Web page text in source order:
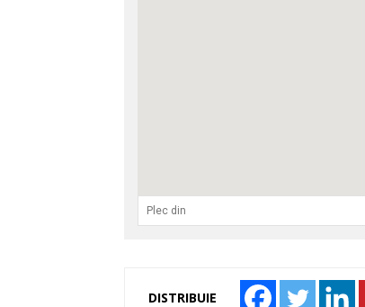
DISTRIBUIE